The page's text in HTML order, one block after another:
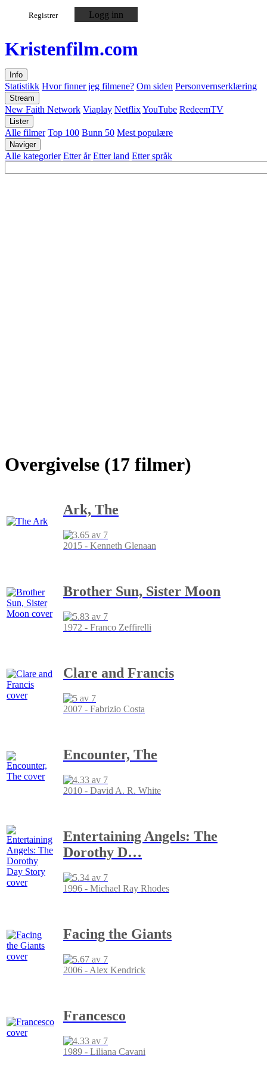
Registrer Logg inn
Kristenfilm.com
Info
Statistikk Hvor finner jeg filmene? Om siden Personvernserklæring
Stream
New Faith Network Viaplay NetflixYouTube RedeemTV
Lister
Alle filmer Top 100 Bunn 50 Mest populære
Naviger
Alle kategorier Etter år Etter land Etter språk
Overgivelse (17 filmer)
Ark, The
2015 - Kenneth Glenaan
Brother Sun, Sister Moon
1972 - Franco Zeffirelli
Clare and Francis
2007 - Fabrizio Costa
Encounter, The
2010 - David A. R. White
Entertaining Angels: The
Dorothy D…
1996 - Michael Ray Rhodes
Facing the Giants
2006 - Alex Kendrick
Francesco
1989 - Liliana Cavani